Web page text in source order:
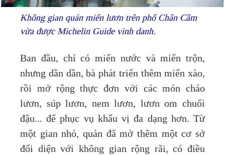
Không gian quán miến lươn trên phố Chân Cầm
vừa được Michelin Guide vinh danh.
Ban đầu, chỉ có miến nước và miến trộn,
nhưng dần dần, bà phát triển thêm miến xào,
rồi mở rộng thực đơn với các món cháo
lươn, súp lươn, nem lươn, lươn om chuối
đậu... để phục vụ khẩu vị đa dạng hơn. Từ
một gian nhỏ, quán đã mở thêm một cơ sở
đối diện với không gian rộng rãi, có điều